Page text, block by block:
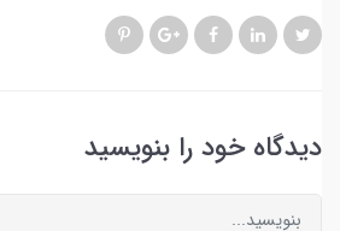
دیدگاه خود را بنویسید